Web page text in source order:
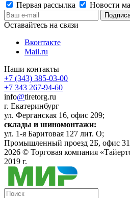
Первая рассылка
Новости
Оставайтесь на связи
Вконтакте
Mail.ru
Наши контакты
+7 (343) 385-03-00
+7 343 267-94-60
info@tiretorg.ru
г. Екатеринбург
ул. Ферганская 16, офис 209;
склады и шиномонтажи:
ул. 1-я Баритовая 127 лит. О;
Промышленный проезд 2Б, офис
2026 © Торговая компания
2019 г.